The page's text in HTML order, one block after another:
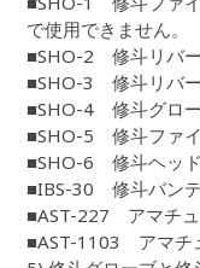
で使用できません。
■SHO-2 修斗リバ
■SHO-3 修斗リバ
■SHO-4 修斗グロ
■SHO-5 修斗ファ
■SHO-6 修斗ヘッ
■IBS-30 修斗バン
■AST-227 アマチュ
■AST-1103 アマチ